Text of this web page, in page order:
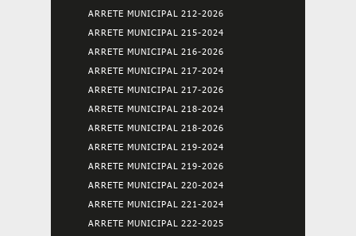
ARRETE MUNICIPAL 212-2026
ARRETE MUNICIPAL 215-2024
ARRETE MUNICIPAL 216-2026
ARRETE MUNICIPAL 217-2024
ARRETE MUNICIPAL 217-2026
ARRETE MUNICIPAL 218-2024
ARRETE MUNICIPAL 218-2026
ARRETE MUNICIPAL 219-2024
ARRETE MUNICIPAL 219-2026
ARRETE MUNICIPAL 220-2024
ARRETE MUNICIPAL 221-2024
ARRETE MUNICIPAL 222-2025